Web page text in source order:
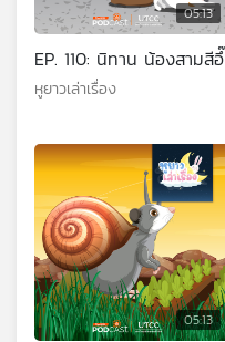
05:13
EP. 110: นิทาน น้องสามสีอึ๊
หูยาวเล่าเรื่อง
05:13